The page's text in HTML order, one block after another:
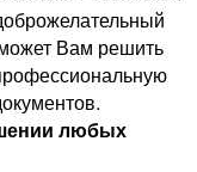
Вам решить
любых